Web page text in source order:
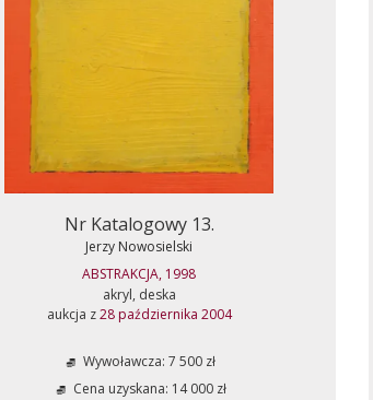
Nr Katalogowy 13.
Jerzy Nowosielski
ABSTRAKCJA, 1998
akryl, deska
aukcja z28 października 2004
Wywoławcza: 7 500 zł
Cena uzyskana: 14 000 zł